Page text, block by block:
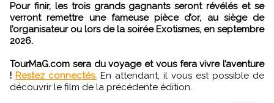
Pour finir, les trois grands gagnants seront révélés et se
verront remettre une fameuse pièce d’or, au siège de
l’organisateur ou lors de la soirée Exotismes, en septembre
2026.
TourMaG.com sera du voyage et vous fera vivre l’aventure
! Restez connectés. En attendant, il vous est possible de
découvrir le film de la précédente édition.